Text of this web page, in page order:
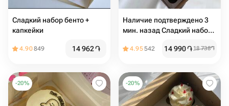
Сладкий набор бенто +
капкейки
4.90849 14 962֏
Наличие подтверждено 3
мин. назад Сладкий набор
4.95542 14 990֏18 738֏
-20% -20%